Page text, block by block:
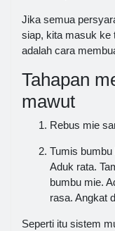
Jika semua
siap, kita masuk ke
adalah cara
Tahapan
mawut
Rebus mie
Tumis
Aduk rata.
bumbu mie.
rasa. Angkat
Seperti itu sistem